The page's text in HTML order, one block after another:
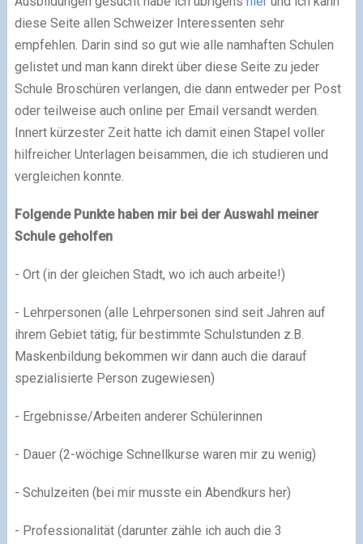
diese Seite allen Schweizer Interessenten sehr
empfehlen. Darin sind so gut wie alle namhaften Schulen
gelistet und man kann direkt über diese Seite zu jeder
Schule Broschüren verlangen, die dann entweder per Post
oder teilweise auch online per Email versandt werden.
Innert kürzester Zeit hatte ich damit einen Stapel voller
hilfreicher Unterlagen beisammen, die ich studieren und
vergleichen konnte.
Folgende Punkte haben mir bei der Auswahl meiner
Schule geholfen
- Ort (in der gleichen Stadt, wo ich auch arbeite!)
- Lehrpersonen (alle Lehrpersonen sind seit Jahren auf
ihrem Gebiet tätig; für bestimmte Schulstunden z.B.
Maskenbildung bekommen wir dann auch die darauf
spezialisierte Person zugewiesen)
- Ergebnisse/Arbeiten anderer Schülerinnen
- Dauer (2-wöchige Schnellkurse waren mir zu wenig)
- Schulzeiten (bei mir musste ein Abendkurs her)
- Professionalität (darunter zähle ich auch die 3